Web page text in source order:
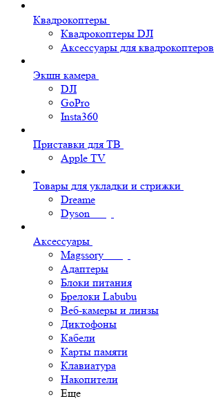
Квадрокоптеры
Квадрокоптеры DJI
Аксессуары для квадрокоптеров
Экшн камера
DJI
GoPro
Insta360
Приставки для ТВ
Apple TV
Товары для укладки и стрижки
Dreame
Dyson
Аксессуары
Magssory
Адаптеры
Блоки питания
Брелоки Labubu
Веб-камеры и линзы
Диктофоны
Кабели
Карты памяти
Клавиатура
Накопители
Еще